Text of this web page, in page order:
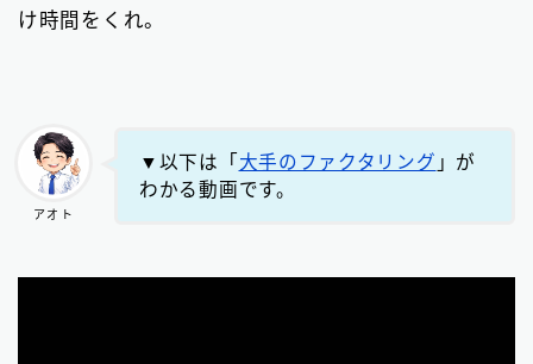
け時間をくれ。
アオト
▼以下は「 大手のファクタリング 」が
わかる動画です。